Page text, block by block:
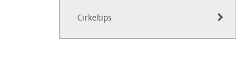
Cirkeltips